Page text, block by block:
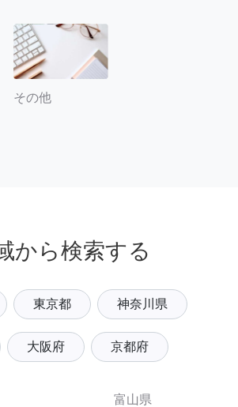
その他
から検索する
東京都 神奈川県
大阪府 京都府
富山県